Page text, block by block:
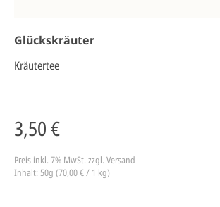
Glückskräuter
Kräutertee
3,50 €
Preis inkl. 7% MwSt. zzgl. Versand
Inhalt: 50g (70,00 € / 1 kg)